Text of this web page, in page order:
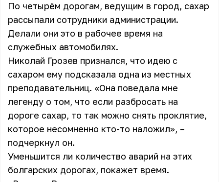
По четырём дорогам, ведущим в город, сахар
рассыпали сотрудники администрации.
Делали они это в рабочее время на
служебных автомобилях.
Николай Грозев признался, что идею с
сахаром ему подсказала одна из местных
преподавательниц. «Она поведала мне
легенду о том, что если разбросать на
дороге сахар, то так можно снять проклятие,
которое несомненно кто-то наложил», –
подчеркнул он.
Уменьшится ли количество аварий на этих
болгарских дорогах, покажет время.